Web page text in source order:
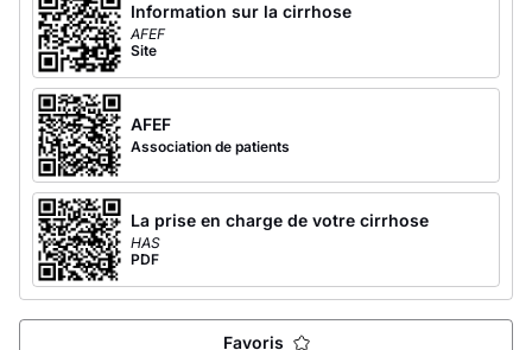
Information sur la cirrhose
AFEF
Site
AFEF
Association de patients
La prise en charge de votre cirrhose
HAS
PDF
Favoris